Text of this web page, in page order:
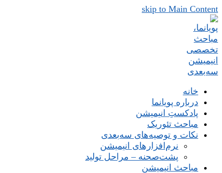
skip to Main Content
خانه
درباره پویانما
پادکستِ انیمیشن
مباحث تئوریک
نکات و توصیه‌های‌ سه‌بعدی
نرم‌افزارهای انیمیشن
پشت‌صحنه – مراحل تولید
مباحث انیمیشن